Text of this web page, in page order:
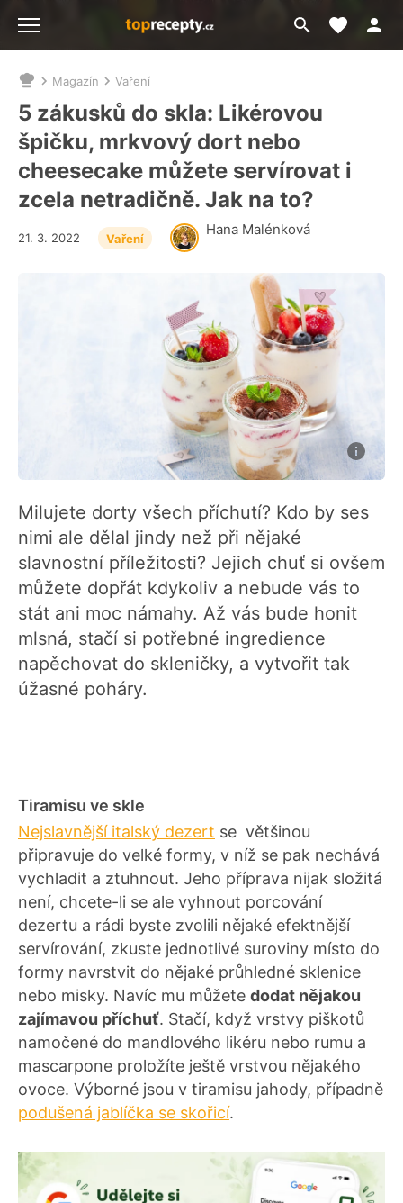
Přejít
na
Moje
Nacházíte
se
zde:
Magazín Vaření
5 zákusků do skla: Likérovou
špičku, mrkvový dort nebo
cheesecake můžete servírovat i
zcela netradičně. Jak na to?
Hana Malénková
21. 3. 2022 Vaření
Milujete dorty všech příchutí? Kdo by ses
nimi ale dělal jindy než při nějaké
slavnostní příležitosti? Jejich chuť si ovšem
můžete dopřát kdykoliv a nebude vás to
stát ani moc námahy. Až vás bude honit
mlsná, stačí si potřebné ingredience
napěchovat do skleničky, a vytvořit tak
úžasné poháry.
Tiramisu ve skle
Nejslavnější italský dezert se většinou
připravuje do velké formy, v níž se pak nechává
vychladit a ztuhnout. Jeho příprava nijak složitá
není, chcete-li se ale vyhnout porcování
dezertu a rádi byste zvolili nějaké efektnější
servírování, zkuste jednotlivé suroviny místo do
formy navrstvit do nějaké průhledné sklenice
nebo misky. Navíc mu můžete dodat nějakou
zajímavou příchuť. Stačí, když vrstvy piškotů
namočené do mandlového likéru nebo rumu a
mascarpone proložíte ještě vrstvou nějakého
ovoce. Výborné jsou v tiramisu jahody, případně
podušená jablíčka se skořicí.